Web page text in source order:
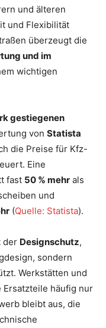
und älteren
und Flexibilität
überzeugt die
und im
wichtigen
gestiegenen
von Statista
die Preise für Kfz-
Eine
fast 50 % mehr als
und
(Quelle: Statista).
der Designschutz,
sondern
Werkstätten und
Ersatzteile häufig nur
bleibt aus, die